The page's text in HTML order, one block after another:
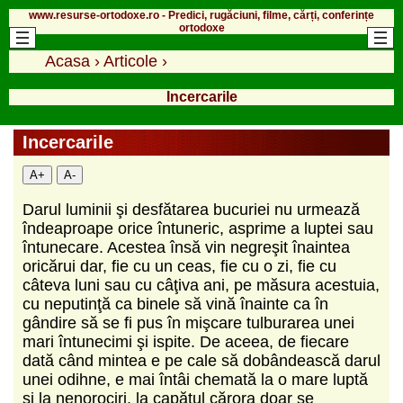
www.resurse-ortodoxe.ro - Predici, rugăciuni, filme, cărți, conferințe
ortodoxe
Acasa › Articole ›
Incercarile
Incercarile
A+ A-
Darul luminii şi desfătarea bucuriei nu urmează
îndeaproape orice întuneric, asprime a luptei sau
întunecare. Acestea însă vin negreşit înaintea
oricărui dar, fie cu un ceas, fie cu o zi, fie cu
câteva luni sau cu câţiva ani, pe măsura acestuia,
cu neputinţă ca binele să vină înainte ca în
gândire să se fi pus în mişcare tulburarea unei
mari întunecimi şi ispite. De aceea, de fiecare
dată când mintea e pe cale să dobândească darul
unei odihne, e mai întâi chemată la o mare luptă
şi la nenorociri, la capătul cărora doar se